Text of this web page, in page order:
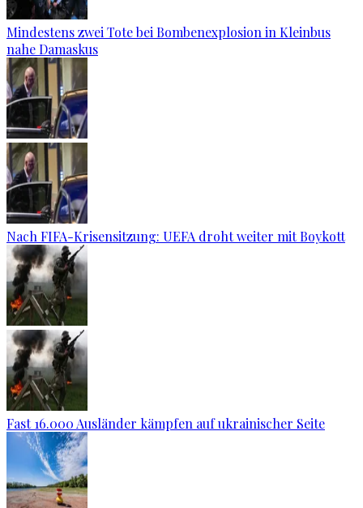
Mindestens zwei Tote bei Bombenexplosion in Kleinbus
nahe Damaskus
Nach FIFA-Krisensitzung: UEFA droht weiter mit Boykott
Fast 16.000 Ausländer kämpfen auf ukrainischer Seite